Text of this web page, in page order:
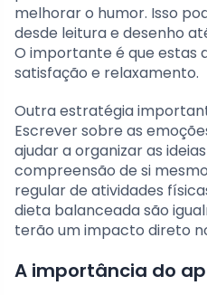
melhorar o humor. Isso
desde leitura e desenho
O importante é que estas
satisfação e relaxamento.
Outra estratégia
Escrever sobre as
ajudar a organizar as
compreensão de si
regular de atividades
dieta balanceada são
terão um impacto direto
A importância do